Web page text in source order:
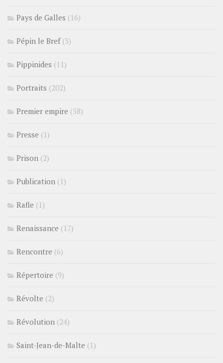
Pays de Galles (16)
Pépin le Bref(3)
Pippinides (11)
Portraits (202)
Premier empire (58)
Presse (1)
Prison (2)
Publication (1)
Rafle (1)
Renaissance (17)
Rencontre (6)
Répertoire (9)
Révolte (2)
Révolution (24)
Saint-Jean-de-Malte (1)